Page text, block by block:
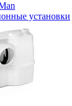
установки